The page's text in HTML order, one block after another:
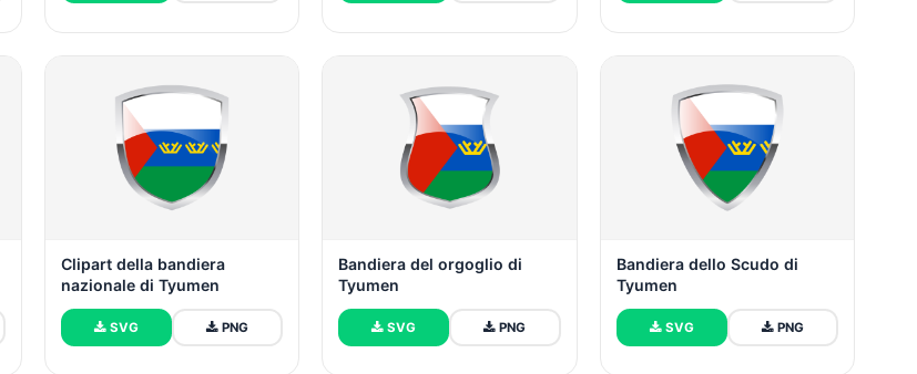
Clipart della bandiera
nazionale di Tyumen
SVG PNG
Bandiera del orgoglio di
Tyumen
SVG PNG
Bandiera dello Scudo di
Tyumen
SVG PNG